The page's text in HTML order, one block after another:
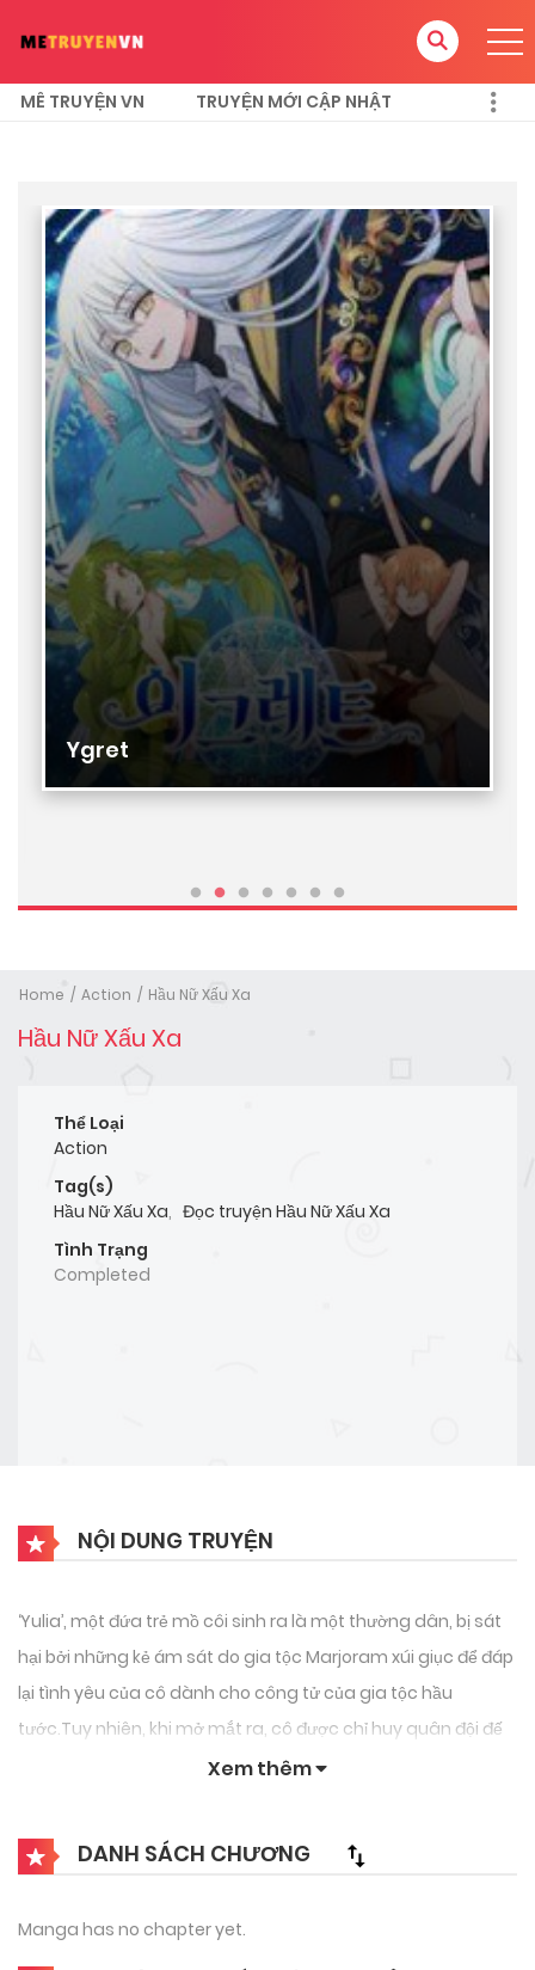
MÊ TRUYỆN VN TRUYỆN MỚI CẬP NHẬT
Ygret
Home Action Hầu Nữ Xấu Xa
Hầu Nữ Xấu Xa
Thể Loại
Action
Tag(s)
Hầu Nữ Xấu Xa, Đọc truyện Hầu Nữ Xấu Xa
Tình Trạng
Completed
NỘI DUNG TRUYỆN
‘Yulia’, một đứa trẻ mồ côi sinh ra là một thường dân, bị sát
hại bởi những kẻ ám sát do gia tộc Marjoram xúi giục để đáp
lại tình yêu của cô dành cho công tử của gia tộc hầu
tước.Tuy nhiên, khi mở mắt ra, cô được chỉ huy quân đội đế
quốc ‘Carus’ giải cứu vào cùng một ngày và ở cùng một
lặp đi lặp lại tám lần.Và ở kiếp sống thứ chín, cô ấy nhận ra
rằng mình không bao giờ có thể chết trừ khi tiêu diệt Hầu
mượn tay hoàng gia chém đầu Marjoram.
Xem thêm
DANH SÁCH CHƯƠNG
Manga has no chapter yet.